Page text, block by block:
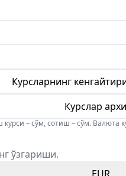
Курсларнинг
Курслар
– сўм, сотиш – сўм. Валюта
ўзгариши.